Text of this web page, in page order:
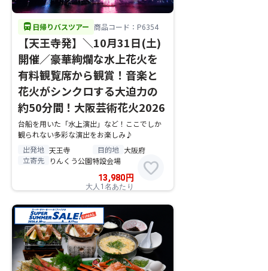
directions_bus 日帰りバスツアー 商品コード：P6354
【天王寺発】＼10月31日(土)
開催／豪華絢爛な水上花火を
有料観覧席から観賞！音楽と
花火がシンクロする大迫力の
約50分間！大阪芸術花火2026
台船を用いた「水上演出」など！ここでしか
観られない多彩な演出をお楽しみ♪
出発地 天王寺 目的地 大阪府
立寄先
りんくう公園特設会場
13,980 円
大人1名あたり
favorite